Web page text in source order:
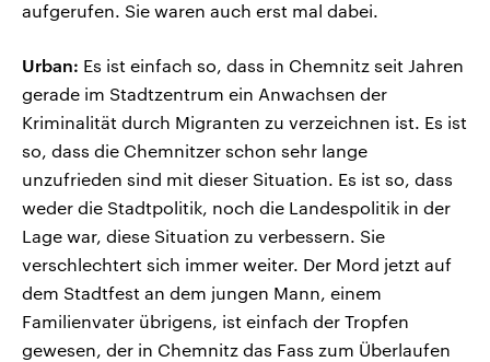
aufgerufen. Sie waren auch erst mal dabei.
Urban: Es ist einfach so, dass in Chemnitz seit Jahren
gerade im Stadtzentrum ein Anwachsen der
Kriminalität durch Migranten zu verzeichnen ist. Es ist
so, dass die Chemnitzer schon sehr lange
unzufrieden sind mit dieser Situation. Es ist so, dass
weder die Stadtpolitik, noch die Landespolitik in der
Lage war, diese Situation zu verbessern. Sie
verschlechtert sich immer weiter. Der Mord jetzt auf
dem Stadtfest an dem jungen Mann, einem
Familienvater übrigens, ist einfach der Tropfen
gewesen, der in Chemnitz das Fass zum Überlaufen